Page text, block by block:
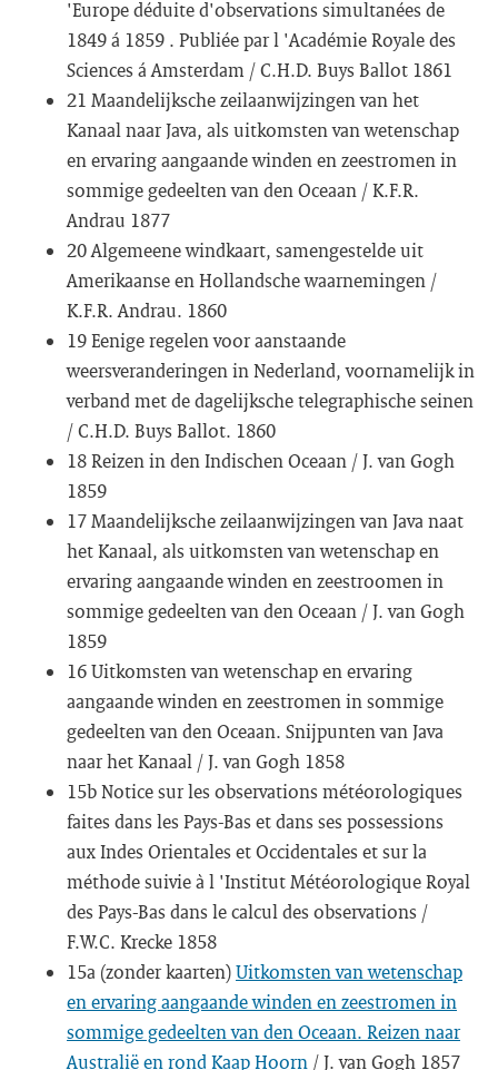
'Europe déduite d'observations simultanées de
1849 á 1859 . Publiée par l 'Académie Royale des
Sciences á Amsterdam / C.H.D. Buys Ballot 1861
21 Maandelijksche zeilaanwijzingen van het
Kanaal naar Java, als uitkomsten van wetenschap
en ervaring aangaande winden en zeestromen in
sommige gedeelten van den Oceaan / K.F.R.
Andrau 1877
20 Algemeene windkaart, samengestelde uit
Amerikaanse en Hollandsche waarnemingen /
K.F.R. Andrau. 1860
19 Eenige regelen voor aanstaande
weersveranderingen in Nederland, voornamelijk in
verband met de dagelijksche telegraphische seinen
/ C.H.D. Buys Ballot. 1860
18 Reizen in den Indischen Oceaan / J. van Gogh
1859
17 Maandelijksche zeilaanwijzingen van Java naat
het Kanaal, als uitkomsten van wetenschap en
ervaring aangaande winden en zeestroomen in
sommige gedeelten van den Oceaan / J. van Gogh
1859
16 Uitkomsten van wetenschap en ervaring
aangaande winden en zeestromen in sommige
gedeelten van den Oceaan. Snijpunten van Java
naar het Kanaal / J. van Gogh 1858
15b Notice sur les observations météorologiques
faites dans les Pays-Bas et dans ses possessions
aux Indes Orientales et Occidentales et sur la
méthode suivie à l 'Institut Météorologique Royal
des Pays-Bas dans le calcul des observations /
F.W.C. Krecke 1858
15a (zonder kaarten)Uitkomsten van wetenschap
en ervaring aangaande winden en zeestromen in
sommige gedeelten van den Oceaan. Reizen naar
Australië en rond Kaap Hoorn / J. van Gogh 1857